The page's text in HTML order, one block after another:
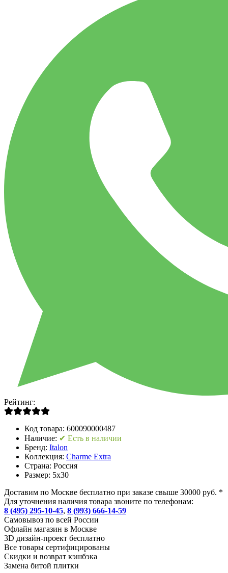
Рейтинг:
Код товара: 600090000487
Наличие: ✔ Есть в наличии
Бренд: Italon
Коллекция: Charme Extra
Страна: Россия
Размер: 5x30
Доставим по Москве бесплатно при заказе свыше 30000 руб. *
Для уточнения наличия товара звоните по телефонам:
8 (495) 295-10-45, 8 (993) 666-14-59
Cамовывоз по всей России
Офлайн магазин в Москве
3D дизайн-проект бесплатно
Все товары сертифицированы
Скидки и возврат кэшбэка
Замена битой плитки